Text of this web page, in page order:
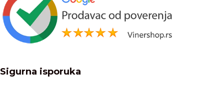
Sigurna isporuka